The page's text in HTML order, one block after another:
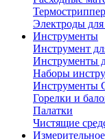
Электроды
Инструменты
Инструмент
Инструменты
Наборы
Инструменты
Горелки и
Палатки
Чистящие